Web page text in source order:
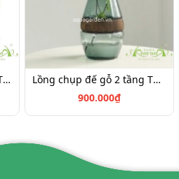
Thủy Tinh Ống Nghiệm - Thủy Tinh AquaGarden
Lồng chụp đế gỗ 2 tầng Thủy tinh
900.000₫